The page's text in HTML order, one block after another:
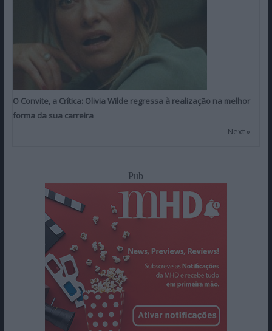
O Convite, a Crítica: Olivia Wilde regressa à realização na melhor
forma da sua carreira
Next »
Pub